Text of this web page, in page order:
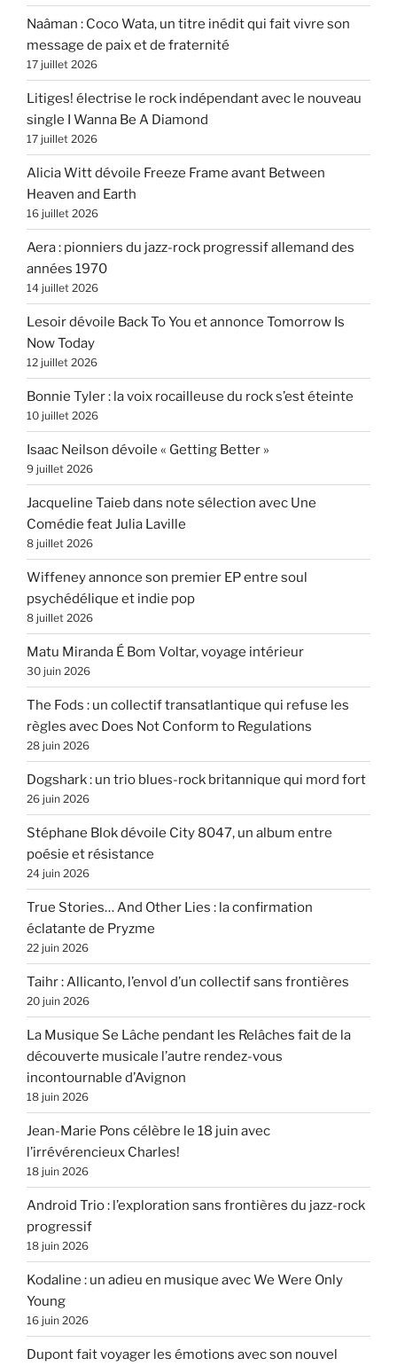
Naâman : Coco Wata, un titre inédit qui fait vivre son
message de paix et de fraternité
17 juillet 2026
Litiges! électrise le rock indépendant avec le nouveau
single I Wanna Be A Diamond
17 juillet 2026
Alicia Witt dévoile Freeze Frame avant Between
Heaven and Earth
16 juillet 2026
Aera : pionniers du jazz-rock progressif allemand des
années 1970
14 juillet 2026
Lesoir dévoile Back To You et annonce Tomorrow Is
Now Today
12 juillet 2026
Bonnie Tyler : la voix rocailleuse du rock s’est éteinte
10 juillet 2026
Isaac Neilson dévoile « Getting Better »
9 juillet 2026
Jacqueline Taieb dans note sélection avec Une
Comédie feat Julia Laville
8 juillet 2026
Wiffeney annonce son premier EP entre soul
psychédélique et indie pop
8 juillet 2026
Matu Miranda É Bom Voltar, voyage intérieur
30 juin 2026
The Fods : un collectif transatlantique qui refuse les
règles avec Does Not Conform to Regulations
28 juin 2026
Dogshark : un trio blues-rock britannique qui mord fort
26 juin 2026
Stéphane Blok dévoile City 8047, un album entre
poésie et résistance
24 juin 2026
True Stories… And Other Lies : la confirmation
éclatante de Pryzme
22 juin 2026
Taihr : Allicanto, l’envol d’un collectif sans frontières
20 juin 2026
La Musique Se Lâche pendant les Relâches fait de la
découverte musicale l’autre rendez-vous
incontournable d’Avignon
18 juin 2026
Jean-Marie Pons célèbre le 18 juin avec
l’irrévérencieux Charles!
18 juin 2026
Android Trio : l’exploration sans frontières du jazz-rock
progressif
18 juin 2026
Kodaline : un adieu en musique avec We Were Only
Young
16 juin 2026
Dupont fait voyager les émotions avec son nouvel